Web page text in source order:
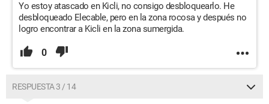
Yo estoy atascado en Kicli, no consigo desbloquearlo. He
desbloqueado Elecable, pero en la zona rocosa y después no
logro encontrar a Kicli en la zona sumergida.
0
RESPUESTA 3 / 14